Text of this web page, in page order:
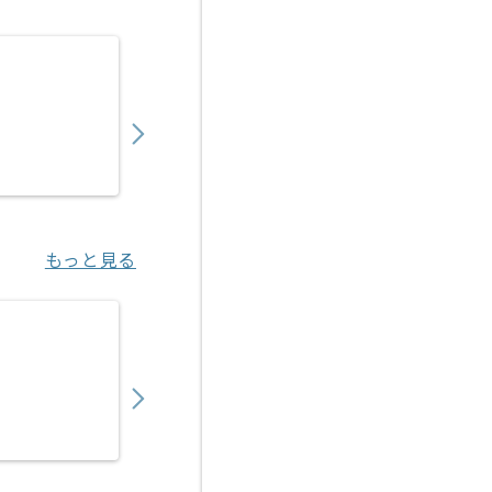
もっと見る